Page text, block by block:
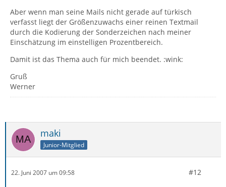
Aber wenn man seine Mails nicht gerade auf türkisch
verfasst liegt der Größenzuwachs einer reinen Textmail
durch die Kodierung der Sonderzeichen nach meiner
Einschätzung im einstelligen Prozentbereich.
Damit ist das Thema auch für mich beendet. :wink:
Gruß
Werner
maki
Junior-Mitglied
22. Juni 2007 um 09:58 #12